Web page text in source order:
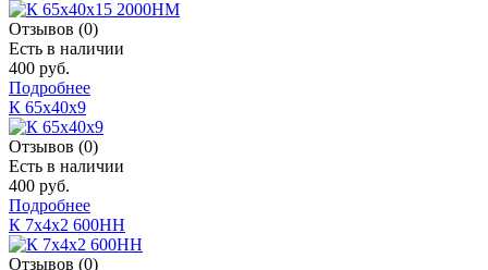
Отзывов (0)
Есть в наличии
400 руб.
Подробнее
К 65х40х9
Отзывов (0)
Есть в наличии
400 руб.
Подробнее
К 7х4х2 600НН
Отзывов (0)